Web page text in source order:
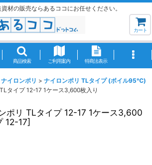
材の販売ならあるココにお任せください。
カート
商品検索 ご利用案内 特商法表示
イロンポリ > ナイロンポリ TLタイプ (ボイル95℃)
タイプ 12-17 1ケース3,600枚入り
ポリ TLタイプ 12-17 1ケース3,600
12-17]